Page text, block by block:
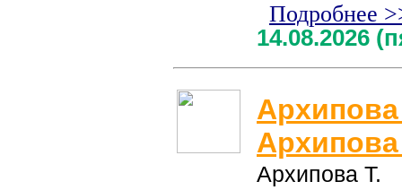
Подробнее
14.08.2026
Архипова
Архипова Т.